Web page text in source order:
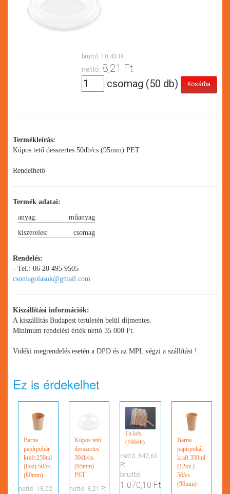
bruttó: 10,40 Ft
nettó: 8,21 Ft
csomag (50 db)
Termékleírás:
Kúpos tető desszertes 50db/cs.(95mm) PET
Rendelhető
Termék adatai:
anyag:
műanyag
kiszereles:
csomag
Rendelés:
- Tel.: 06 20 495 9505
csomagolasok@gmail.com
Kiszállítási információk:
A kiszállítás Budapest területén belül díjmentes.
Minimum rendelési érték nettó 35 000 Ft.
Vidéki megrendelés esetén a DPD és az MPL végzi a szállítást !
Ez is érdekelhet
Barna
papírpohár
kraft 250ml
(8oz) 50/cs.
(80mm)
nettó: 18,02
Kúpos tető
desszertes
50db/cs.
(95mm)
PET
nettó: 8,21 Ft
Fa kés
(100db)
nettó: 842,60
Ft
bruttó:
1 070,10 Ft
Barna
papírpohár
kraft 350ml
(12oz.)
50/cs.
(90mm)